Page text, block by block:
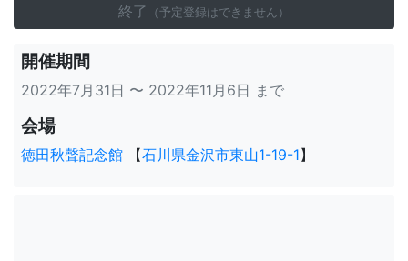
終了 （予定登録はできません）
開催期間
2022年7月31日 〜 2022年11月6日 まで
会場
徳田秋聲記念館 【石川県金沢市東山1-19-1】